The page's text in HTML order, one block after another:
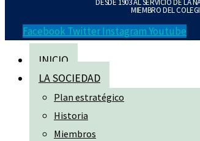
DESDE 1903 AL SERVICIO DE LA
MIEMBRO DEL
Facebook Twitter InstagramYoutube
INICIO
LA SOCIEDAD
Plan estratégico
Historia
Miembros